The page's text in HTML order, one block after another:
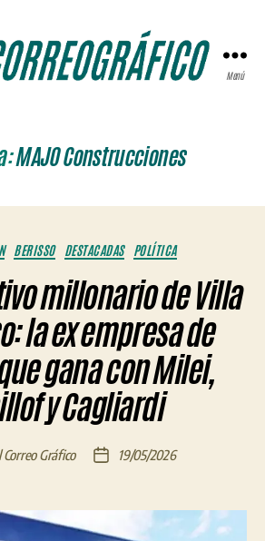
Menú
MAJO Construcciones
Categorías
BERISSO DESTACADAS POLÍTICA
millonario de Villa
la ex empresa de
gana con Milei,
y Cagliardi
Correo Gráfico
Fecha
entrada
19/05/2026